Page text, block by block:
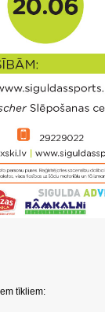
tīkliem: